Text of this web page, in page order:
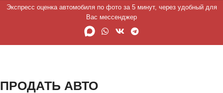
Экспресс оценка автомобиля по фото за 5 минут, через удобный для
Вас мессенджер
ПРОДАТЬ АВТО